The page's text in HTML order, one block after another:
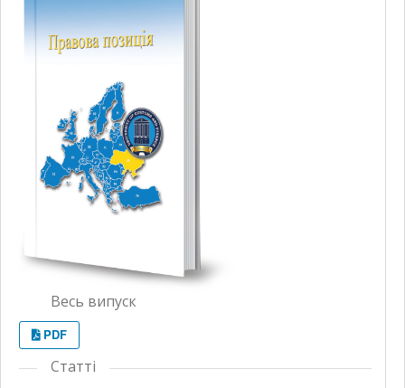
Весь випуск
PDF
Статті